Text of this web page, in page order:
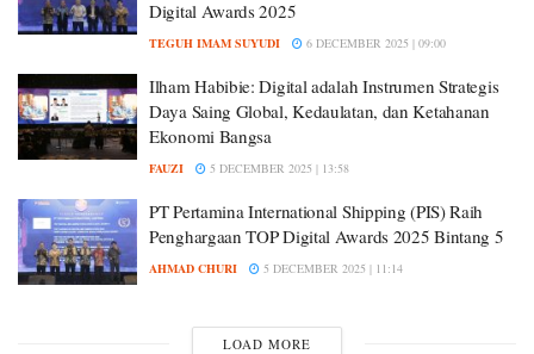
Digital Awards 2025
TEGUH IMAM SUYUDI 6 DECEMBER 2025 | 09:00
Ilham Habibie: Digital adalah Instrumen Strategis
Daya Saing Global, Kedaulatan, dan Ketahanan
Ekonomi Bangsa
FAUZI 5 DECEMBER 2025 | 13:58
PT Pertamina International Shipping (PIS) Raih
Penghargaan TOP Digital Awards 2025 Bintang 5
AHMAD CHURI 5 DECEMBER 2025 | 11:14
LOAD MORE